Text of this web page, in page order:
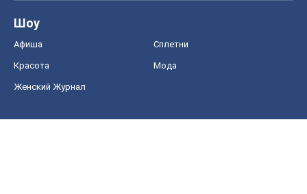
Шоу
Афиша Сплетни
Красота Мода
Женский Журнал